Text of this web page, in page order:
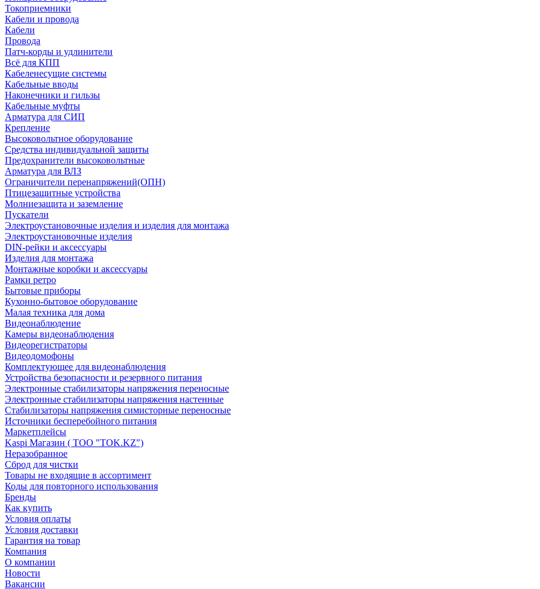
Токоприемники
Кабели и провода
Кабели
Провода
Патч-корды и удлинители
Всё для КПП
Кабеленесущие системы
Кабельные вводы
Наконечники и гильзы
Кабельные муфты
Арматура для СИП
Крепление
Высоковольтное оборудование
Средства индивидуальной защиты
Предохранители высоковольтные
Арматура для ВЛЗ
Ограничители перенапряжений(ОПН)
Птицезащитные устройства
Молниезащита и заземление
Пускатели
Электроустановочные изделия и изделия для монтажа
Электроустановочные изделия
DIN-рейки и аксессуары
Изделия для монтажа
Монтажные коробки и аксессуары
Рамки ретро
Бытовые приборы
Кухонно-бытовое оборудование
Малая техника для дома
Видеонаблюдение
Камеры видеонаблюдения
Видеорегистраторы
Видеодомофоны
Комплектующее для видеонаблюдения
Устройства безопасности и резервного питания
Электронные стабилизаторы напряжения переносные
Электронные стабилизаторы напряжения настенные
Стабилизаторы напряжения симисторные переносные
Источники бесперебойного питания
Маркетплейсы
Kaspi Магазин ( ТОО "TOK.KZ")
Неразобранное
Сброд для чистки
Товары не входящие в ассортимент
Коды для повторного использования
Бренды
Как купить
Условия оплаты
Условия доставки
Гарантия на товар
Компания
О компании
Новости
Вакансии